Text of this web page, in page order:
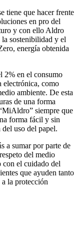
tiene que hacer frente
en pro del
y con ello Aldro
sostenibilidad y el
energía obtenida
2% en el consumo
electrónica, como
ambiente. De esta
de una forma
siempre que
forma fácil y sin
uso del papel.
a sumar por parte de
del medio
con el cuidado del
que ayuden tanto
la protección